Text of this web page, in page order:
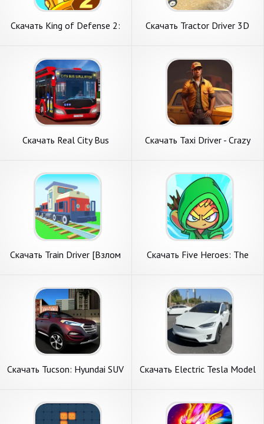
Скачать King of Defense 2:
Скачать Tractor Driver 3D
на Андроид
Скачать Real City Bus
на Андроид
Скачать Taxi Driver - Crazy
на Андроид
Скачать Train Driver [Взлом
Скачать Five Heroes: The
Андроид
Скачать Tucson: Hyundai SUV
на Андроид
Скачать Electric Tesla Model